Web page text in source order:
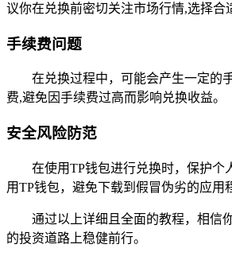
议你在兑换前密切关注市场行情,选择合
手续费问题
在兑换过程中，可能会产生一定的
费,避免因手续费过高而影响兑换收益。
安全风险防范
在使用TP钱包进行兑换时，保护
用TP钱包，避免下载到假冒伪劣的应用
通过以上详细且全面的教程，相信
的投资道路上稳健前行。